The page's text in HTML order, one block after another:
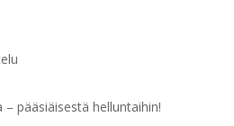
– pääsiäisestä helluntaihin!